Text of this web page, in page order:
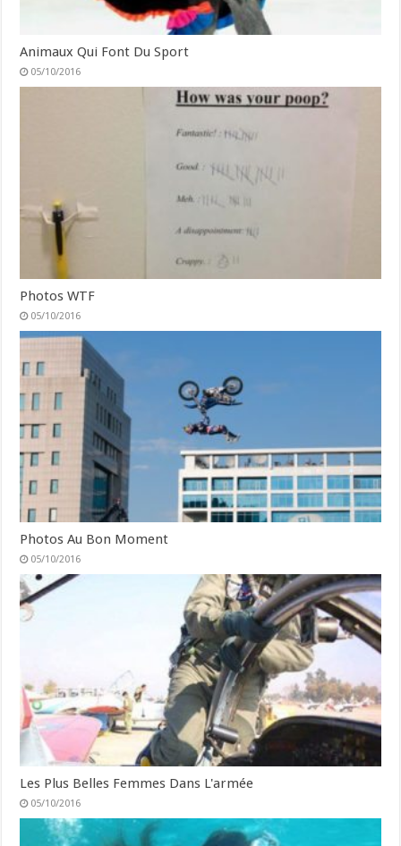
Animaux Qui Font Du Sport
05/10/2016
Photos WTF
05/10/2016
Photos Au Bon Moment
05/10/2016
Les Plus Belles Femmes Dans L'armée
05/10/2016